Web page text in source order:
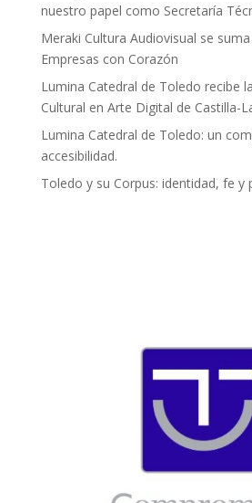
nuestro papel como Secretaría
Meraki Cultura Audiovisual se
Empresas con Corazón
Lumina Catedral de Toledo recibe
Cultural en Arte Digital de Castilla-
Lumina Catedral de Toledo: un
accesibilidad.
Toledo y su Corpus: identidad, fe y